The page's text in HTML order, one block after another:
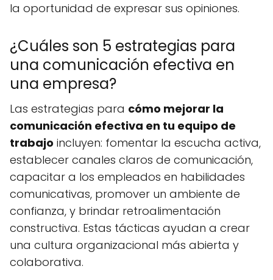
la oportunidad de expresar sus opiniones.
¿Cuáles son 5 estrategias para
una comunicación efectiva en
una empresa?
Las estrategias para cómo mejorar la
comunicación efectiva en tu equipo de
trabajo incluyen: fomentar la escucha activa,
establecer canales claros de comunicación,
capacitar a los empleados en habilidades
comunicativas, promover un ambiente de
confianza, y brindar retroalimentación
constructiva. Estas tácticas ayudan a crear
una cultura organizacional más abierta y
colaborativa.